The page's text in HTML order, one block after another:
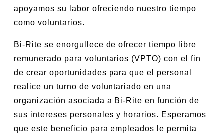
apoyamos su labor ofreciendo nuestro tiempo
como voluntarios.
Bi-Rite se enorgullece de ofrecer tiempo libre
remunerado para voluntarios (VPTO) con el fin
de crear oportunidades para que el personal
realice un turno de voluntariado en una
organización asociada a Bi-Rite en función de
sus intereses personales y horarios. Esperamos
que este beneficio para empleados le permita